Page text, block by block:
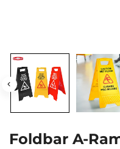
Foldbar A-